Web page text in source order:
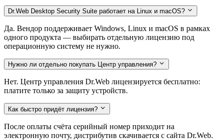
Dr.Web Desktop Security Suite работает на Linux и macOS?
Да. Вендор поддерживает Windows, Linux и macOS в рамках
одного продукта — выбирать отдельную лицензию под
операционную систему не нужно.
Нужно ли отдельно покупать Центр управления?
Нет. Центр управления Dr.Web лицензируется бесплатно:
платите только за защиту устройств.
Как быстро придёт лицензия?
После оплаты счёта серийный номер приходит на
электронную почту, дистрибутив скачивается с сайта Dr.Web.